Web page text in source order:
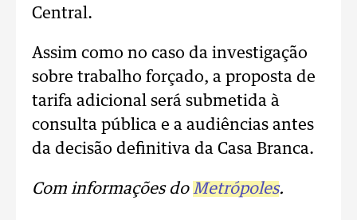
Central.
Assim como no caso da investigação
sobre trabalho forçado, a proposta de
tarifa adicional será submetida à
consulta pública e a audiências antes
da decisão definitiva da Casa Branca.
Com informações do Metrópoles.